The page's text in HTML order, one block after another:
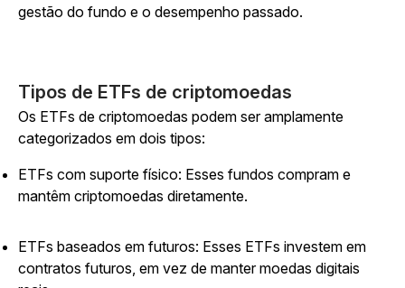
gestão do fundo e o desempenho passado.
Tipos de ETFs de criptomoedas
Os ETFs de criptomoedas podem ser amplamente
categorizados em dois tipos:
ETFs com suporte físico: Esses fundos compram e
mantêm criptomoedas diretamente.
ETFs baseados em futuros: Esses ETFs investem em
contratos futuros, em vez de manter moedas digitais